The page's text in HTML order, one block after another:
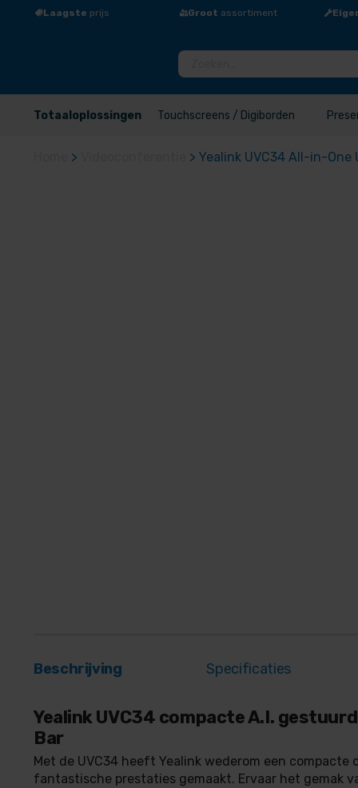
Laagste prijs Groot assortiment
Totaaloplossingen Touchscreens / Digiborden
> > Yealink UVC34 All-in-One
Beschrijving Specificaties
Yealink UVC34 compacte A.I.
Bar
Met de UVC34 heeft Yealink wederom een compacte
fantastische prestaties gemaakt. Ervaar het gemak